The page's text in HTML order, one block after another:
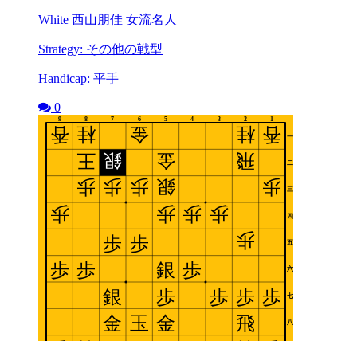
White 西山朋佳 女流名人
Strategy: その他の戦型
Handicap: 平手
0